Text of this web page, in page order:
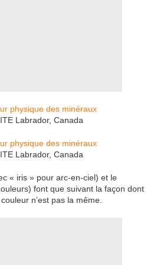
Labrador, Canada
Labrador, Canada
« iris » pour arc-en-ciel) et le
font que suivant la façon dont
n’est pas la même.